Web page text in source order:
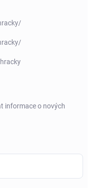
informace o nových